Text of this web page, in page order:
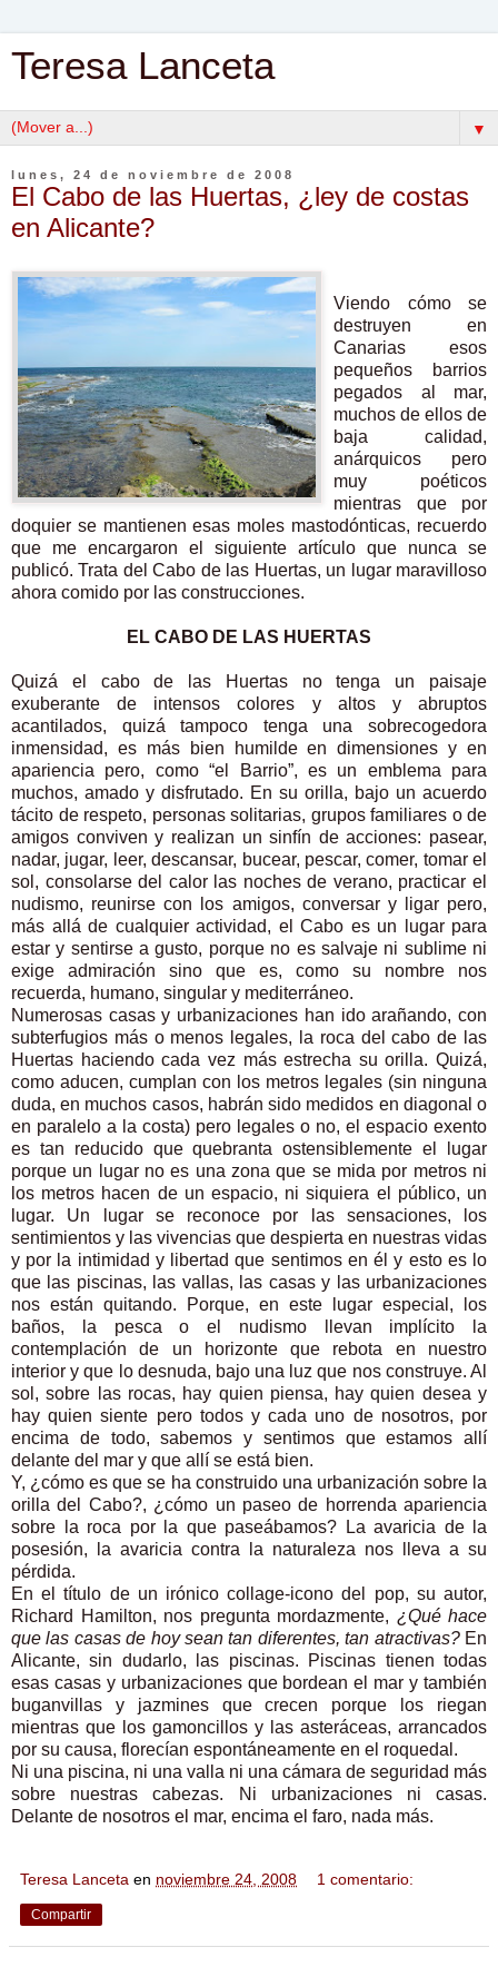
Teresa Lanceta
▼
lunes, 24 de noviembre de 2008
El Cabo de las Huertas, ¿ley de costas
en Alicante?
Viendo cómo se
destruyen en
Canarias esos
pequeños barrios
pegados al mar,
muchos de ellos de
baja calidad,
anárquicos pero
muy poéticos
mientras que por
doquier se mantienen esas moles mastodónticas, recuerdo
que me encargaron el siguiente artículo que nunca se
publicó. Trata del Cabo de las Huertas, un lugar maravilloso
ahora comido por las construcciones.
EL CABO DE LAS HUERTAS
Quizá el cabo de las Huertas no tenga un paisaje
exuberante de intensos colores y altos y abruptos
acantilados, quizá tampoco tenga una sobrecogedora
inmensidad, es más bien humilde en dimensiones y en
apariencia pero, como “el Barrio”, es un emblema para
muchos, amado y disfrutado. En su orilla, bajo un acuerdo
tácito de respeto, personas solitarias, grupos familiares o de
amigos conviven y realizan un sinfín de acciones: pasear,
nadar, jugar, leer, descansar, bucear, pescar, comer, tomar el
sol, consolarse del calor las noches de verano, practicar el
nudismo, reunirse con los amigos, conversar y ligar pero,
más allá de cualquier actividad, el Cabo es un lugar para
estar y sentirse a gusto, porque no es salvaje ni sublime ni
exige admiración sino que es, como su nombre nos
recuerda, humano, singular y mediterráneo.
Numerosas casas y urbanizaciones han ido arañando, con
subterfugios más o menos legales, la roca del cabo de las
Huertas haciendo cada vez más estrecha su orilla. Quizá,
como aducen, cumplan con los metros legales (sin ninguna
duda, en muchos casos, habrán sido medidos en diagonal o
en paralelo a la costa) pero legales o no, el espacio exento
es tan reducido que quebranta ostensiblemente el lugar
porque un lugar no es una zona que se mida por metros ni
los metros hacen de un espacio, ni siquiera el público, un
lugar. Un lugar se reconoce por las sensaciones, los
sentimientos y las vivencias que despierta en nuestras vidas
y por la intimidad y libertad que sentimos en él y esto es lo
que las piscinas, las vallas, las casas y las urbanizaciones
nos están quitando. Porque, en este lugar especial, los
baños, la pesca o el nudismo llevan implícito la
contemplación de un horizonte que rebota en nuestro
interior y que lo desnuda, bajo una luz que nos construye. Al
sol, sobre las rocas, hay quien piensa, hay quien desea y
hay quien siente pero todos y cada uno de nosotros, por
encima de todo, sabemos y sentimos que estamos allí
delante del mar y que allí se está bien.
Y, ¿cómo es que se ha construido una urbanización sobre la
orilla del Cabo?, ¿cómo un paseo de horrenda apariencia
sobre la roca por la que paseábamos? La avaricia de la
posesión, la avaricia contra la naturaleza nos lleva a su
pérdida.
En el título de un irónico collage-icono del pop, su autor,
Richard Hamilton, nos pregunta mordazmente, ¿Qué hace
que las casas de hoy sean tan diferentes, tan atractivas?En
Alicante, sin dudarlo, las piscinas. Piscinas tienen todas
esas casas y urbanizaciones que bordean el mar y también
buganvillas y jazmines que crecen porque los riegan
mientras que los gamoncillos y las asteráceas, arrancados
por su causa, florecían espontáneamente en el roquedal.
Ni una piscina, ni una valla ni una cámara de seguridad más
sobre nuestras cabezas. Ni urbanizaciones ni casas.
Delante de nosotros el mar, encima el faro, nada más.
Teresa Lanceta en noviembre 24, 2008 1 comentario:
Compartir